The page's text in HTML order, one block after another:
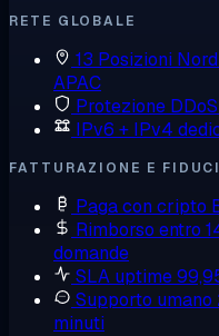
RETE GLOBALE
13 Posizioni
APAC
Protezione DDoS
IPv6 + IPv4
FATTURAZIONE E
Paga con cripto
Rimborso entro
domande
SLA uptime
Supporto
minuti